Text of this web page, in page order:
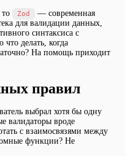
Zod — современная
для валидации данных,
синтаксиса с
делать, когда
На помощь приходит
правил
выбрал хотя бы одну
валидаторы вроде
с взаимосвязями между
функции? Не